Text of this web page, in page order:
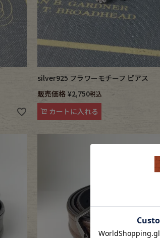
silver925 フラワーモチーフ ピアス
販売価格 ¥2,750税込
カートに入れる